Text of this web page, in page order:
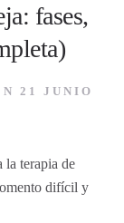
fases,
21 JUNIO
la terapia de
difícil y